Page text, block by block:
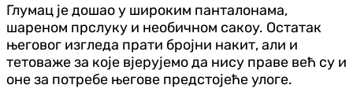
Глумац је дошао у широким панталонама,
шареном прслуку и необичном сакоу. Остатак
његовог изгледа прати бројни накит, али и
тетоваже за које вјерујемо да нису праве већ су и
оне за потребе његове предстојеће улоге.